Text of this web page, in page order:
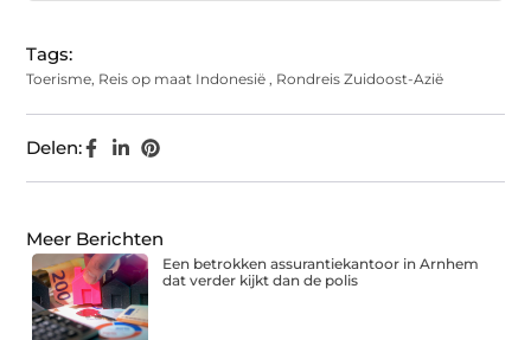
Tags:
Toerisme, Reis op maat Indonesië , Rondreis Zuidoost-Azië
Delen:
Meer Berichten
Een betrokken assurantiekantoor in Arnhem
dat verder kijkt dan de polis